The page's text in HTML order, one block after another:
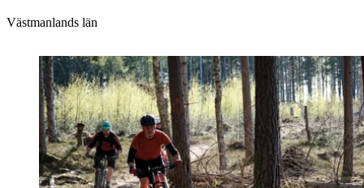
Västmanlands län